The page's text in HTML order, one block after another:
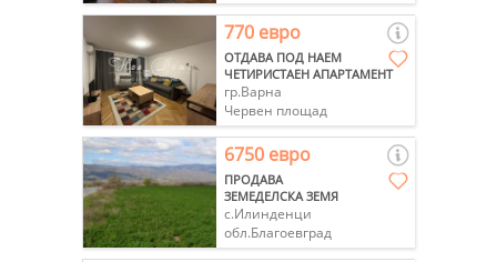
770 евро
ОТДАВА ПОД НАЕМ
ЧЕТИРИСТАЕН АПАРТАМЕНТ
гр.Варна
Червен площад
6750 евро
ПРОДАВА
ЗЕМЕДЕЛСКА ЗЕМЯ
с.Илинденци
обл.Благоевград